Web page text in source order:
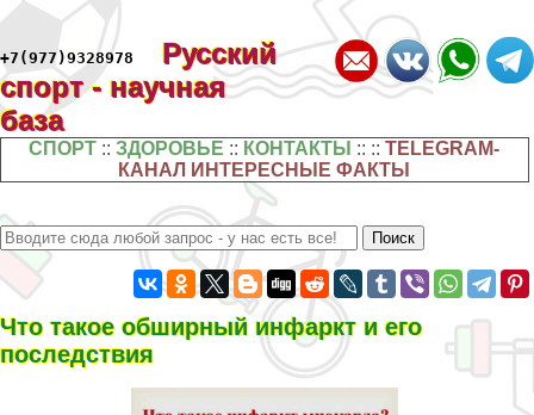
+7(977)9328978
Русский
спорт - научная
база
СПОРТ ::ЗДОРОВЬЕ :: КОНТАКТЫ :: ::TELEGRAM-
КАНАЛ ИНТЕРЕСНЫЕ ФАКТЫ
Что такое обширный инфаркт и его
последствия